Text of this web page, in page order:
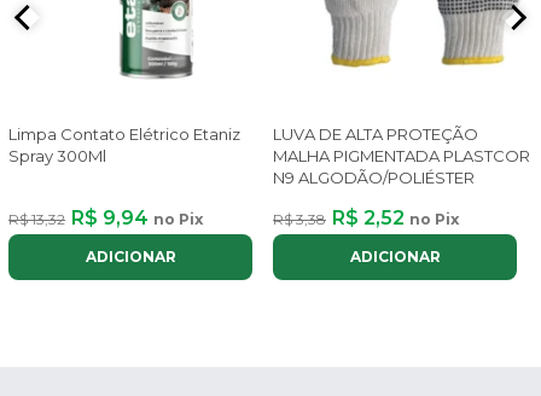
Limpa Contato Elétrico Etaniz
Spray 300Ml
R$ 13,32 R$ 9,94 no Pix
ADICIONAR
LUVA DE ALTA PROTEÇÃO
MALHA PIGMENTADA PLASTCOR
N9 ALGODÃO/POLIÉSTER
R$ 3,38 R$ 2,52 no Pix
ADICIONAR